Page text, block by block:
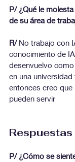
P/ ¿Qué le
de su área de
R/ No trabajo con
conocimiento de
desenvuelvo
en una
entonces creo
pueden servir
P/ ¿Cómo se